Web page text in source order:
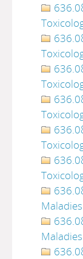
Maladies